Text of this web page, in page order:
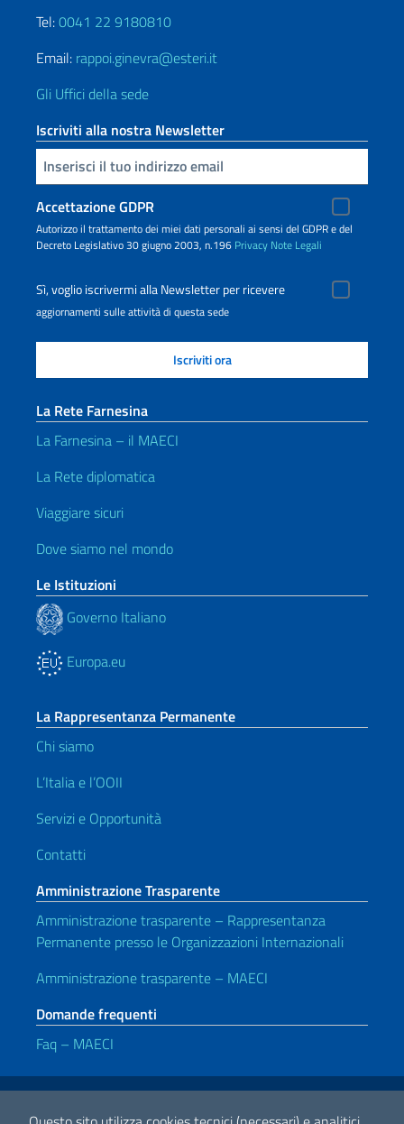
Tel:0041 22 9180810
Email: rappoi.ginevra@esteri.it
Gli Uffici della sede
Iscriviti alla nostra Newsletter
Inserisci la tua email
Accettazione GDPR
Autorizzo il trattamento dei miei dati personali ai sensi del GDPR e del
Decreto Legislativo 30 giugno 2003, n.196 Privacy Note Legali
Sì, voglio iscrivermi alla Newsletter per ricevere
aggiornamenti sulle attività di questa sede
La Rete Farnesina
La Farnesina – il MAECI
La Rete diplomatica
Viaggiare sicuri
Dove siamo nel mondo
Le Istituzioni
Governo Italiano
Europa.eu
La Rappresentanza Permanente
Chi siamo
L’Italia e l’OOII
Servizi e Opportunità
Contatti
Amministrazione Trasparente
Amministrazione trasparente – Rappresentanza
Permanente presso le Organizzazioni Internazionali
Amministrazione trasparente – MAECI
Domande frequenti
Faq – MAECI
Link Utili